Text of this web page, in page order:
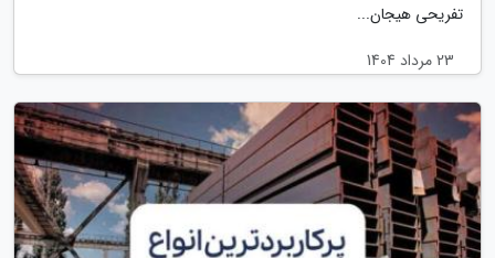
تفریحی هیجان...
23 مرداد 1404